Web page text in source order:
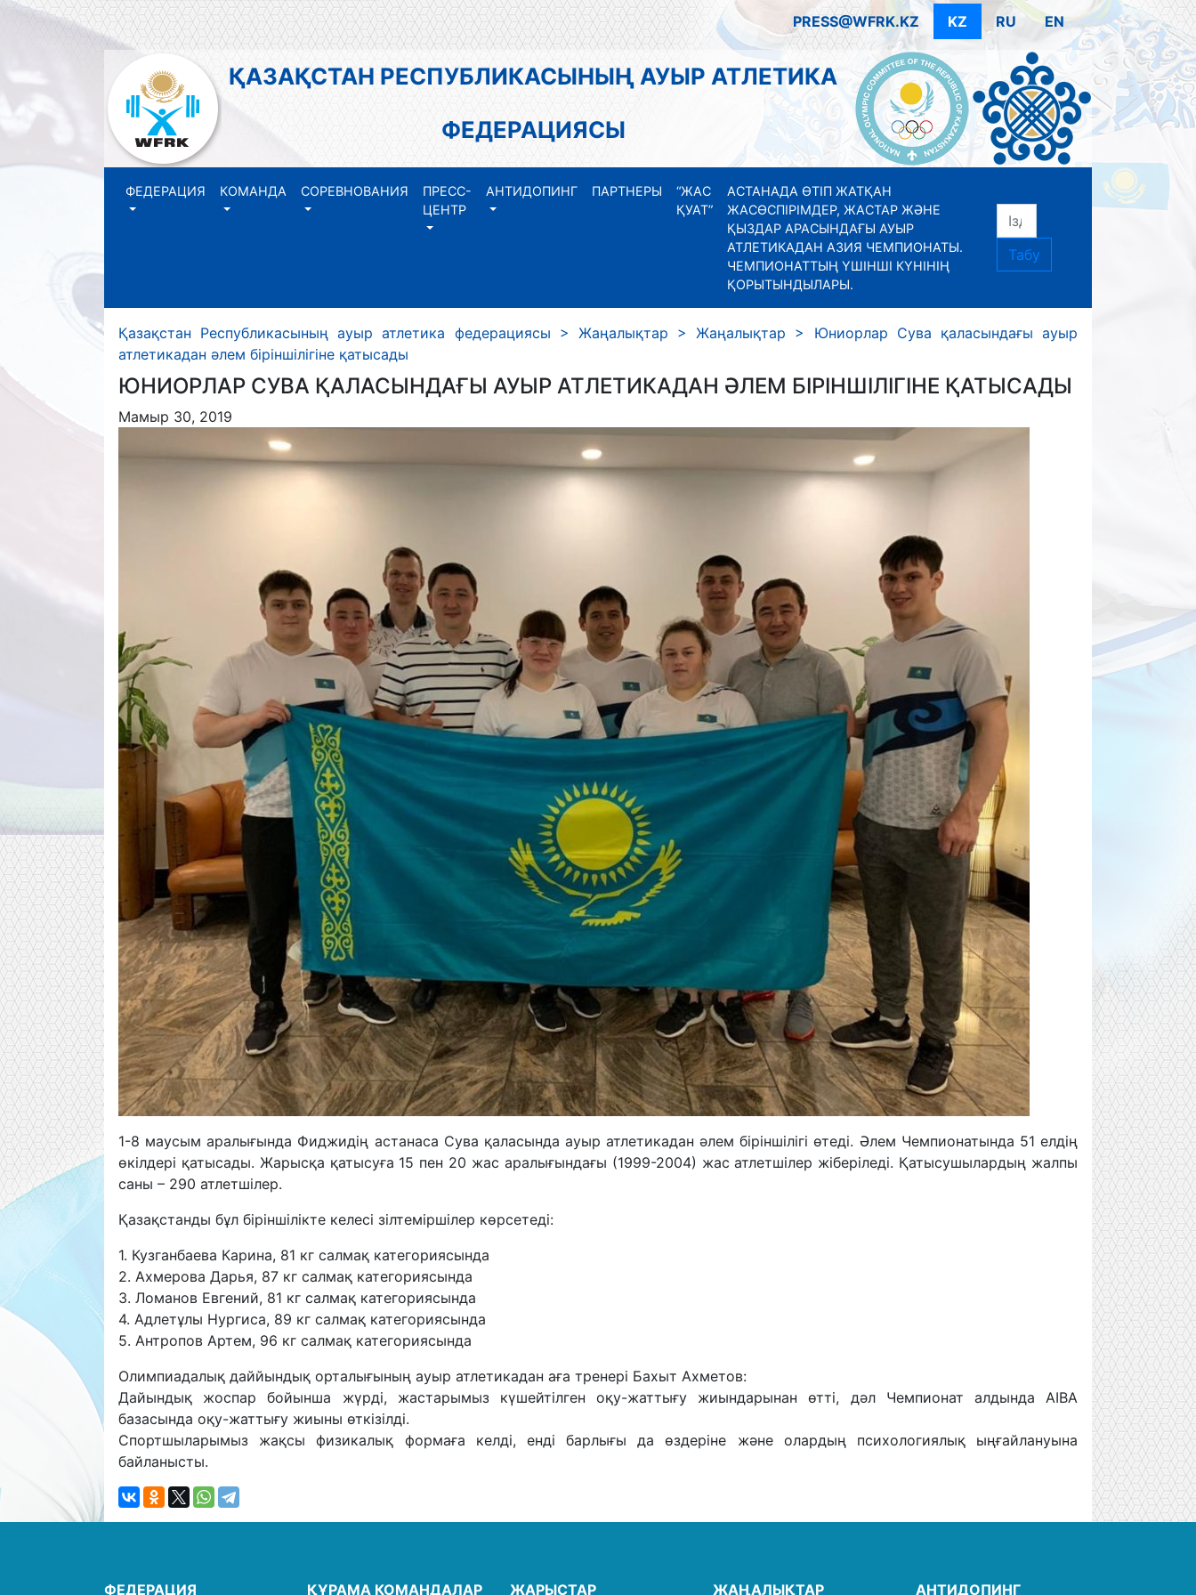
PRESS@WFRK.KZ KZ RU EN
ҚАЗАҚСТАН РЕСПУБЛИКАСЫНЫҢ АУЫР АТЛЕТИКА
ФЕДЕРАЦИЯСЫ
ФЕДЕРАЦИЯ КОМАНДА СОРЕВНОВАНИЯ
ПРЕСС-
ЦЕНТР
АНТИДОПИНГ ПАРТНЕРЫ
“ЖАС
ҚУАТ”
АСТАНАДА ӨТІП ЖАТҚАН
ЖАСӨСПІРІМДЕР, ЖАСТАР ЖӘНЕ
ҚЫЗДАР АРАСЫНДАҒЫ АУЫР
АТЛЕТИКАДАН АЗИЯ ЧЕМПИОНАТЫ.
ЧЕМПИОНАТТЫҢ ҮШІНШІ КҮНІНІҢ
ҚОРЫТЫНДЫЛАРЫ.
Табу
Қазақстан Республикасының ауыр атлетика федерациясы > Жаңалықтар >Жаңалықтар > Юниорлар Сува қаласындағы ауыр
атлетикадан әлем біріншілігіне қатысады
ЮНИОРЛАР СУВА ҚАЛАСЫНДАҒЫ АУЫР АТЛЕТИКАДАН ӘЛЕМ БІРІНШІЛІГІНЕ ҚАТЫСАДЫ
Мамыр 30, 2019
1-8 маусым аралығында Фиджидің астанаса Сува қаласында ауыр атлетикадан әлем біріншілігі өтеді. Әлем Чемпионатында 51 елдің
өкілдері қатысады. Жарысқа қатысуға 15 пен 20 жас аралығындағы (1999-2004) жас атлетшілер жіберіледі. Қатысушылардың жалпы
саны – 290 атлетшілер.
Қазақстанды бұл біріншілікте келесі зілтеміршілер көрсетеді:
1. Кузганбаева Карина, 81 кг салмақ категориясында
2. Ахмерова Дарья, 87 кг салмақ категориясында
3. Ломанов Евгений, 81 кг салмақ категориясында
4. Адлетұлы Нургиса, 89 кг салмақ категориясында
5. Антропов Артем, 96 кг салмақ категориясында
Олимпиадалық даййындық орталығының ауыр атлетикадан аға тренері Бахыт Ахметов:
Дайындық жоспар бойынша жүрді, жастарымыз күшейтілген оқу-жаттығу жиындарынан өтті, дәл Чемпионат алдында AIBA
базасында оқу-жаттығу жиыны өткізілді.
Спортшыларымыз жақсы физикалық формаға келді, енді барлығы да өздеріне және олардың психологиялық ыңғайлануына
байланысты.
ФЕДЕРАЦИЯ ҚҰРАМА КОМАНДАЛАР ЖАРЫСТАР ЖАҢАЛЫҚТАР АНТИДОПИНГ